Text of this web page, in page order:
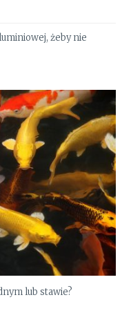
żeby nie
lub stawie?